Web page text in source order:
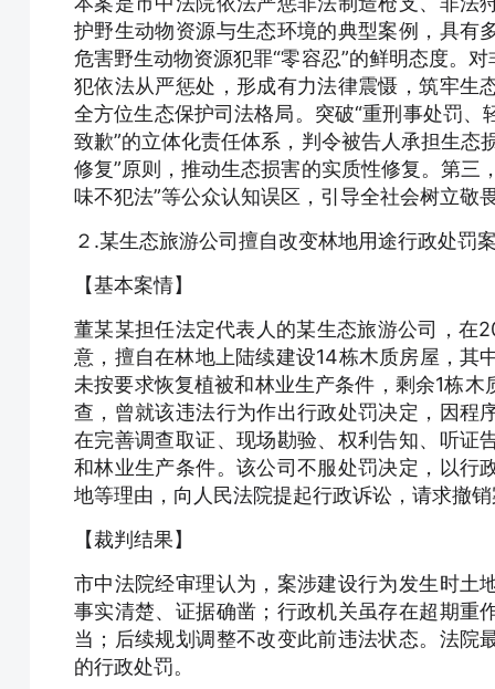
护野生动物资源与生态环境的典型案例，具有
危害野生动物资源犯罪“零容忍”的鲜明态度。
犯依法从严惩处，形成有力法律震慑，筑牢生
全方位生态保护司法格局。突破“重刑事处罚
致歉”的立体化责任体系，判令被告人承担生态
修复”原则，推动生态损害的实质性修复。第三
味不犯法”等公众认知误区，引导全社会树立敬
２.某生态旅游公司擅自改变林地用途行政处罚
【基本案情】
董某某担任法定代表人的某生态旅游公司，在
意，擅自在林地上陆续建设14栋木质房屋，其
未按要求恢复植被和林业生产条件，剩余1栋
查，曾就该违法行为作出行政处罚决定，因程
在完善调查取证、现场勘验、权利告知、听证
和林业生产条件。该公司不服处罚决定，以行
地等理由，向人民法院提起行政诉讼，请求撤
【裁判结果】
市中法院经审理认为，案涉建设行为发生时土
事实清楚、证据确凿；行政机关虽存在超期重
当；后续规划调整不改变此前违法状态。法院
的行政处罚。